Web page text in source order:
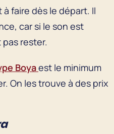
faire dès le départ. Il
car si le son est
rester.
Boyaest le minimum
On les trouve à des prix